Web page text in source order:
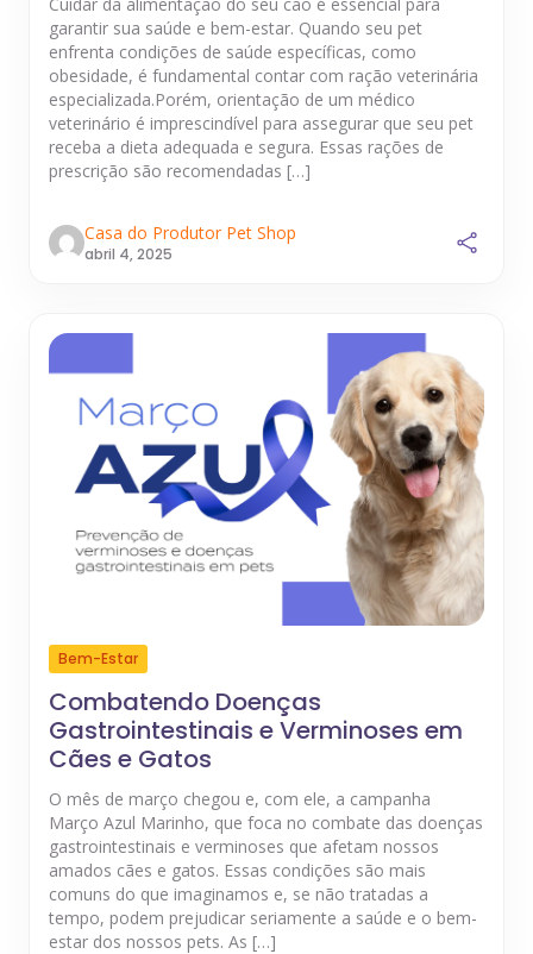
Cuidar da alimentação do seu cão é essencial para
garantir sua saúde e bem-estar. Quando seu pet
enfrenta condições de saúde específicas, como
obesidade, é fundamental contar com ração veterinária
especializada.Porém, orientação de um médico
veterinário é imprescindível para assegurar que seu pet
receba a dieta adequada e segura. Essas rações de
prescrição são recomendadas […]
Casa do Produtor Pet Shop
abril 4, 2025
Bem-Estar
Combatendo Doenças
Gastrointestinais e Verminoses em
Cães e Gatos
O mês de março chegou e, com ele, a campanha
Março Azul Marinho, que foca no combate das doenças
gastrointestinais e verminoses que afetam nossos
amados cães e gatos. Essas condições são mais
comuns do que imaginamos e, se não tratadas a
tempo, podem prejudicar seriamente a saúde e o bem-
estar dos nossos pets. As […]